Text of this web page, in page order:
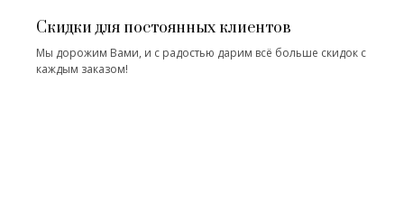
Скидки для постоянных клиентов
Мы дорожим Вами, и с радостью дарим всё больше скидок с
каждым заказом!